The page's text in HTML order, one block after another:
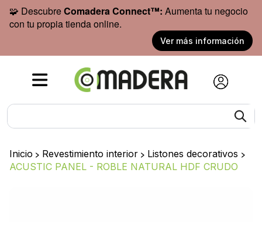
🧩 DescubreComadera Connect™: Aumenta tu negocio
con tu propia tienda online.
Ver más información
Inicio > Revestimiento interior > Listones decorativos >
ACUSTIC PANEL - ROBLE NATURAL HDF CRUDO